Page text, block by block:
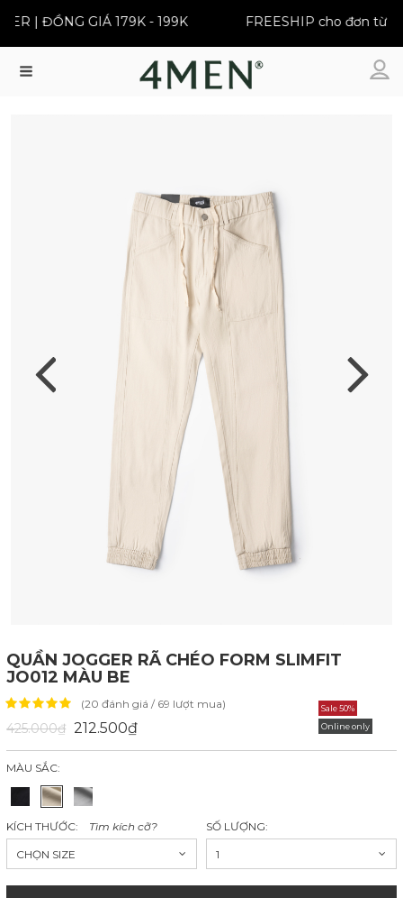
| ĐỒNG GIÁ 179K - 199K FREESHIP cho đơn từ
QUẦN JOGGER RÃ CHÉO FORM SLIMFIT
JO012 MÀU BE
Sale 50%
Online only
(20 đánh giá / 69 lượt mua)
425.000₫ 212.500₫
MÀU SẮC:
KÍCH THƯỚC: Tìm kích cỡ?
CHỌN SIZE
SỐ LƯỢNG:
1